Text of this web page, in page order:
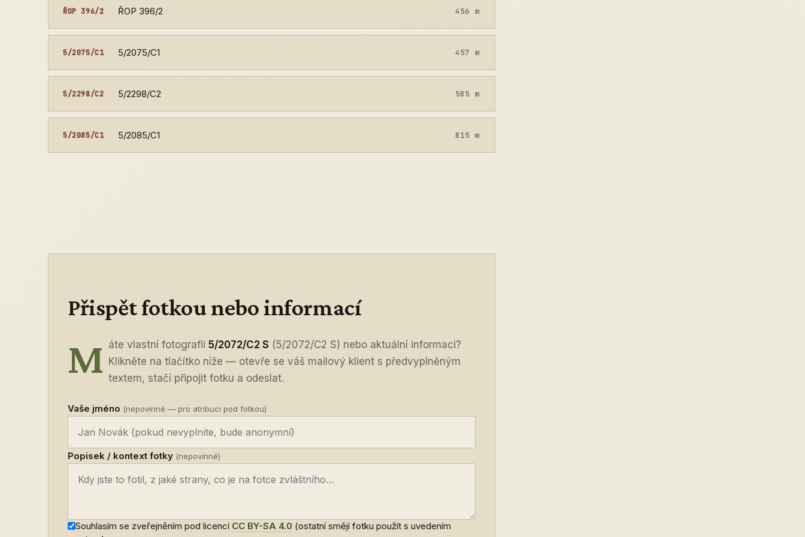
ŘOP 396/2 ŘOP 396/2 456 m
5/2075/C1 5/2075/C1 457 m
5/2298/C2 5/2298/C2 585 m
5/2085/C1 5/2085/C1 815 m
Přispět fotkou nebo informací
M áte vlastní fotografii5/2072/C2 S (5/2072/C2 S) nebo aktuální informaci?
Klikněte na tlačítko níže — otevře se váš mailový klient s předvyplněným
textem, stačí připojit fotku a odeslat.
Vaše jméno (nepovinné — pro atribuci pod fotkou)
Popisek / kontext fotky (nepovinné)
Souhlasím se zveřejněním pod licencí CC BY-SA 4.0 (ostatní smějí fotku použít s uvedením